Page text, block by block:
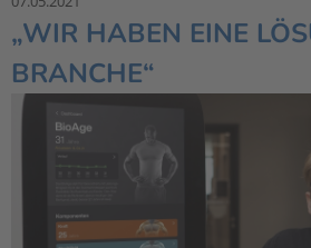
„WIR HABEN EINE
BRANCHE“